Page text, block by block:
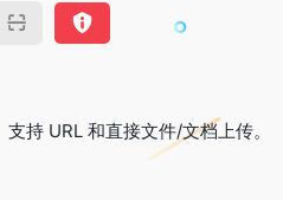
支持 URL 和直接文件/文档上传。